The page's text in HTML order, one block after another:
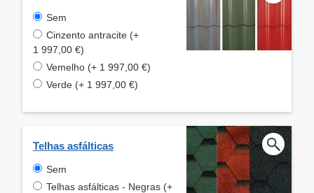
Sem
Cinzento antracite (+
1 997,00 €)
Vemelho (+ 1 997,00 €)
Verde (+ 1 997,00 €)
Telhas asfálticas
Sem
Telhas asfálticas - Negras (+